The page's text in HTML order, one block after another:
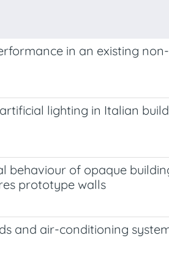
in an existing non-
lighting in Italian
behaviour of opaque
prototype walls
and air-conditioning